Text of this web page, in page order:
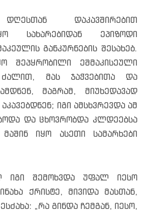
დაკავშირებით
სახარებიდან ეპიზოდი
განკურნების შესახებ.
შეპყრობილი ეშმაკისეული
ძალით, მას ჯაჭვებითა და
მაგრამ, მიუხედავად
იგი ამსხვრევდა ამ
და ცხოვრობდა კლდეებსა
იყო ასეთი სამარხები
იგი შემოხვდა უფალ იესო
ქრისტე, მივიდა მასთან,
„რა გინდა ჩემგან, იესო,